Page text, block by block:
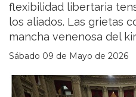
flexibilidad libertaria
los aliados. Las grietas
mancha venenosa del
Sábado 09 de Mayo de 2026